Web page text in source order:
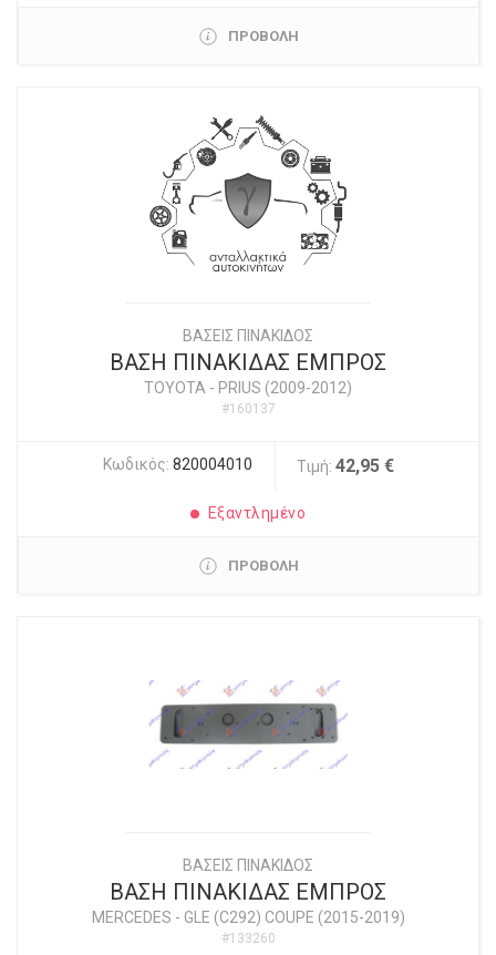
ΠΡΟΒΟΛΗ
ΒΑΣΕΙΣ ΠΙΝΑΚΙΔΟΣ
ΒΑΣΗ ΠΙΝΑΚΙΔΑΣ ΕΜΠΡΟΣ
TOYOTA - PRIUS (2009-2012)
#160137
Κωδικός: 820004010 Τιμή: 42,95 €
Εξαντλημένο
ΠΡΟΒΟΛΗ
ΒΑΣΕΙΣ ΠΙΝΑΚΙΔΟΣ
ΒΑΣΗ ΠΙΝΑΚΙΔΑΣ ΕΜΠΡΟΣ
MERCEDES - GLE (C292) COUPE (2015-2019)
#133260